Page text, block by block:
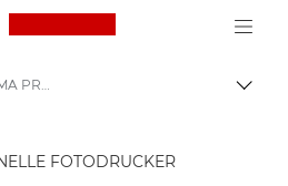
Canon Logo, back
Auf
Technische Daten – PIXMA PRO-200
FOTODRUCKER